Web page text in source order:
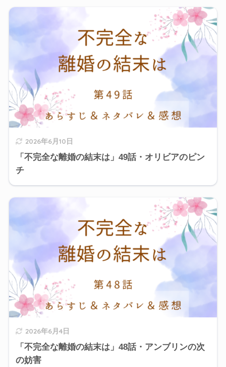
2026年6月10日
「不完全な離婚の結末は」49話・オリビアのピン
チ
2026年6月4日
「不完全な離婚の結末は」48話・アンブリンの次
の妨害